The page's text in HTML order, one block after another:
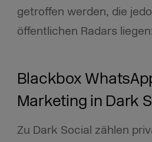
getroffen werden, die
öffentlichen Radars liegen:​
Blackbox
Marketing in Dark
Zu Dark Social zählen